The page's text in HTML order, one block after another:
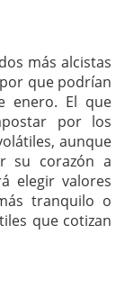
más alcistas
que podrían
enero. El que
por los
aunque
su corazón a
elegir valores
tranquilo o
que cotizan